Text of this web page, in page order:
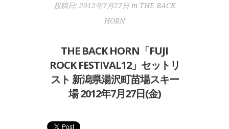
投稿日: 2012年7月27日in THE BACK
HORN
THE BACK HORN「FUJI
ROCK FESTIVAL12」セットリ
スト 新潟県湯沢町苗場スキー
場 2012年7月27日(金)